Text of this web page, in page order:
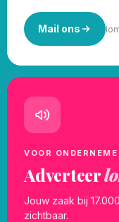
Mail ons
VOOR
Adverteer
Jouw zaak bij
zichtbaar.